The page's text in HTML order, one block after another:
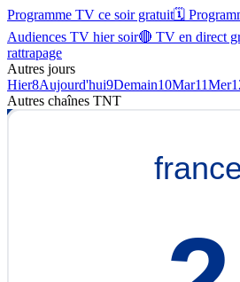
Programme TV ce soir gratuit🗓
Audiences TV hier soir🔴 TV en direct
rattrapage
Autres jours
Hier8Aujourd'hui9Demain10Mar11Mer
Autres chaînes TNT